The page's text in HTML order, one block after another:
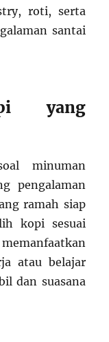
roti, serta
santai
yang
minuman
pengalaman
ramah siap
kopi sesuai
memanfaatkan
atau belajar
dan suasana